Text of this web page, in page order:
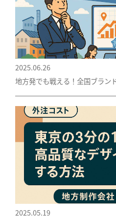
2025.06.26
地方発でも戦える！全国ブラン
2025.05.19